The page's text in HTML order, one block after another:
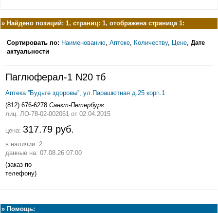
» Найдено позиций: 1, страниц: 1, отображена страница 1:
Сортировать по: Наименованию Аптеке Количеству, Цене Дате
актуальности
Паглюферал-1 N20 тб
Аптека ''Будьте здоровы'', ул.Парашютная д.25 корп.1
(812) 676-6278 Санкт-Петербург
лиц. ЛО-78-02-002061 от 02.04.2015
цена: 317.79 руб.
в наличии: 2
данные на: 07.08.26 07:00
(заказ по
телефону)
» Помощь: